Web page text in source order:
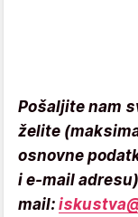
Pošaljite nam
želite
osnovne
i e-mail
mail: